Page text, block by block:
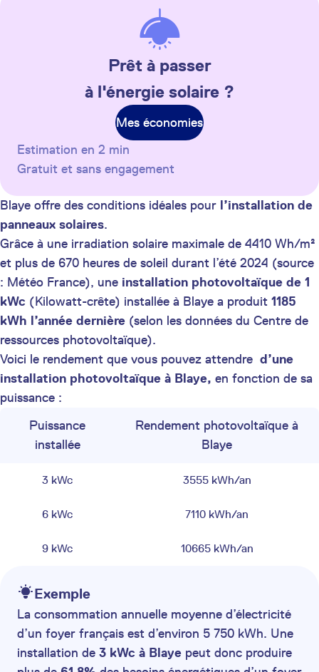
Prêt à passer
à l'énergie solaire ?
Mes économies
Estimation en 2 min
Gratuit et sans engagement
Blaye offre des conditions idéales pour l’installation de
panneaux solaires.
Grâce à une irradiation solaire maximale de 4410 Wh/m²
et plus de 670 heures de soleil durant l’été 2024 (source
: Météo France), une installation photovoltaïque de 1
kWc (Kilowatt-crête) installée à Blaye a produit 1185
kWh l’année dernière (selon les données du Centre de
ressources photovoltaïque).
Voici le rendement que vous pouvez attendre d’une
installation photovoltaïque à Blaye, en fonction de sa
puissance :
Puissance
installée
Rendement photovoltaïque à
Blaye
3 kWc 3555 kWh/an
6 kWc 7110 kWh/an
9 kWc 10665 kWh/an
Exemple
La consommation annuelle moyenne d’électricité
d’un foyer français est d’environ 5 750 kWh. Une
installation de 3 kWc à Blaye peut donc produire